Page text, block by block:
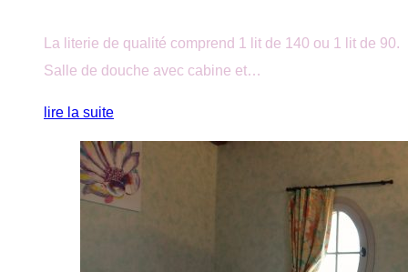
La literie de qualité comprend 1 lit de 140 ou 1 lit de 90.
Salle de douche avec cabine et…
lire la suite